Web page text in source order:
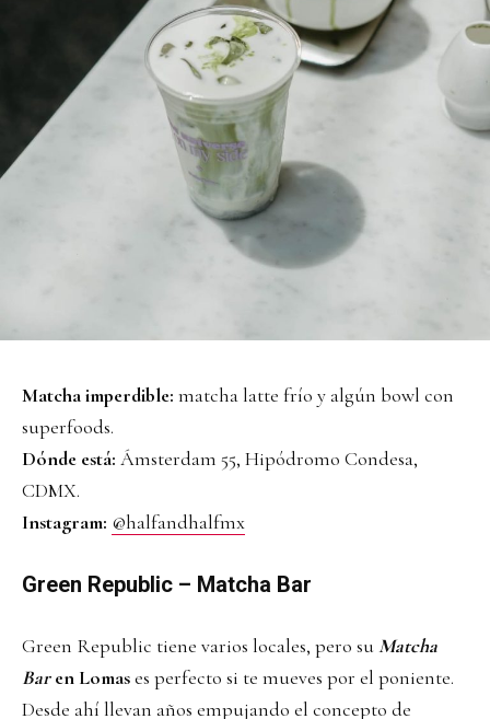
Matcha imperdible: matcha latte frío y algún bowl con
superfoods.
Dónde está: Ámsterdam 55, Hipódromo Condesa,
CDMX.
Instagram: @halfandhalfmx
Green Republic – Matcha Bar
Green Republic tiene varios locales, pero suMatcha
Baren Lomases perfecto si te mueves por el poniente.
Desde ahí llevan años empujando el concepto de